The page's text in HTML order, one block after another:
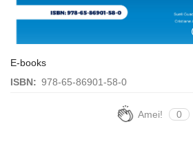
E-books
ISBN: 978-65-86901-58-0
Amei! 0